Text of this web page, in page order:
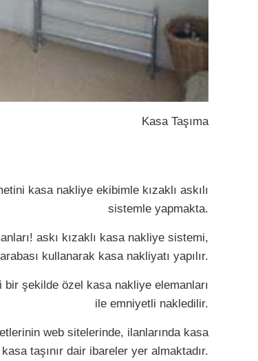
Kasa Taşıma
kasa nakliye ekibimle kızaklı askılı
sistemle yapmakta.
askı kızaklı kasa nakliye sistemi,
kullanarak kasa nakliyatı yapılır.
bir şekilde özel kasa nakliye elemanları
ile emniyetli nakledilir.
web sitelerinde, ilanlarında kasa
taşınır dair ibareler yer almaktadır.